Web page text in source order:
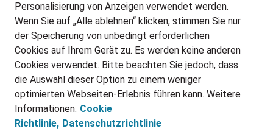
STANDORTE
BLOG
PRESSE
KONTAKT
@Adecco 2026
IMPRESSUM
DATENSCHUTZ
Personalisierung von Anzeigen verwendet werden.
Wenn Sie auf „Alle ablehnen“ klicken, stimmen Sie nur
der Speicherung von unbedingt erforderlichen
Cookies auf Ihrem Gerät zu. Es werden keine anderen
Cookies verwendet. Bitte beachten Sie jedoch, dass
die Auswahl dieser Option zu einem weniger
optimierten Webseiten-Erlebnis führen kann. Weitere
Informationen: Cookie
Richtlinie, Datenschutzrichtlinie